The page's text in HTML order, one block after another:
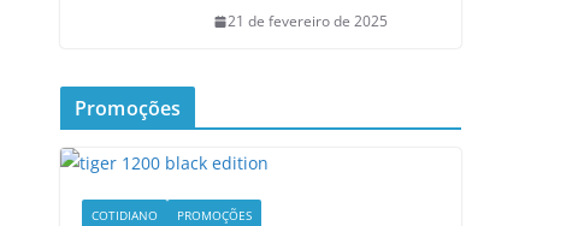
21 de fevereiro de 2025
Promoções
COTIDIANO PROMOÇÕES